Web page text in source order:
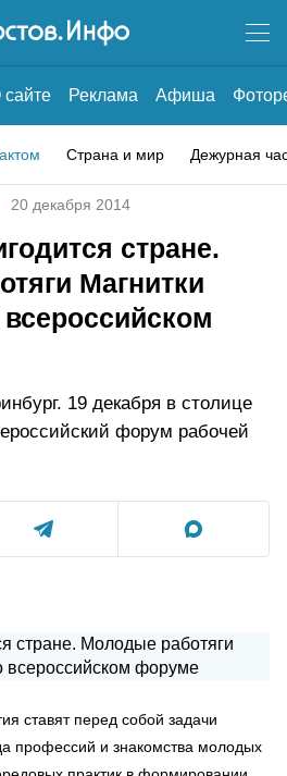
Реклама Афиша
Страна и мир Дежурная
20 декабря 2014
стране.
Магнитки
19 декабря в столице
форум рабочей
ставят перед собой задачи
профессий и знакомства молодых